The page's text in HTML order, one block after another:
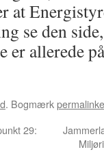
at
se den
er allerede
. Bogmærk
29: